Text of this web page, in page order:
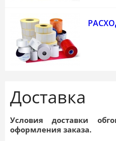
Доставка
Условия доставки
оформления заказа.